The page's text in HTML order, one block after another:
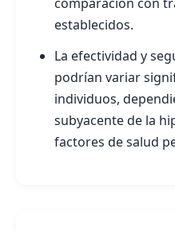
establecidos.
La efectividad y
podrían variar
individuos,
subyacente de la
factores de salud